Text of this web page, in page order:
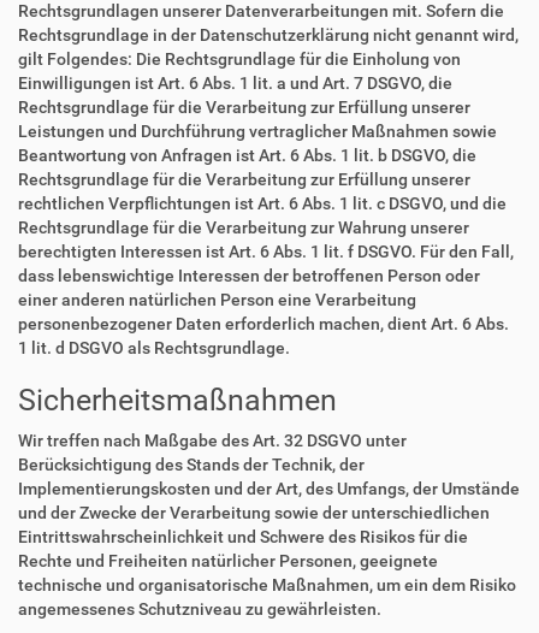
Rechtsgrundlagen unserer Datenverarbeitungen mit. Sofern die
Rechtsgrundlage in der Datenschutzerklärung nicht genannt wird,
gilt Folgendes: Die Rechtsgrundlage für die Einholung von
Einwilligungen ist Art. 6 Abs. 1 lit. a und Art. 7 DSGVO, die
Rechtsgrundlage für die Verarbeitung zur Erfüllung unserer
Leistungen und Durchführung vertraglicher Maßnahmen sowie
Beantwortung von Anfragen ist Art. 6 Abs. 1 lit. b DSGVO, die
Rechtsgrundlage für die Verarbeitung zur Erfüllung unserer
rechtlichen Verpflichtungen ist Art. 6 Abs. 1 lit. c DSGVO, und die
Rechtsgrundlage für die Verarbeitung zur Wahrung unserer
berechtigten Interessen ist Art. 6 Abs. 1 lit. f DSGVO. Für den Fall,
dass lebenswichtige Interessen der betroffenen Person oder
einer anderen natürlichen Person eine Verarbeitung
personenbezogener Daten erforderlich machen, dient Art. 6 Abs.
1 lit. d DSGVO als Rechtsgrundlage.
Sicherheitsmaßnahmen
Wir treffen nach Maßgabe des Art. 32 DSGVO unter
Berücksichtigung des Stands der Technik, der
Implementierungskosten und der Art, des Umfangs, der Umstände
und der Zwecke der Verarbeitung sowie der unterschiedlichen
Eintrittswahrscheinlichkeit und Schwere des Risikos für die
Rechte und Freiheiten natürlicher Personen, geeignete
technische und organisatorische Maßnahmen, um ein dem Risiko
angemessenes Schutzniveau zu gewährleisten.